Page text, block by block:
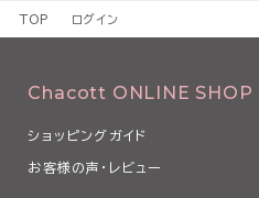
TOP ログイン
Chacott ONLINE SHOP
ショッピングガイド
お客様の声・レビュー